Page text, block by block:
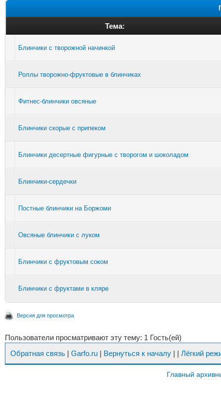
Тема:
Блинчики с творожной начинкой
Роллы творожно-фруктовые в блинчиках
Фитнес-блинчики овсяные
Блинчики скорые с припеком
Блинчики десертные фигурные с творогом и шоколадом
Блинчики-сердечки
Постные блинчики на Боржоми
Овсяные блинчики с луком
Блинчики с фруктовым соком
Блинчики с фруктами в кляре
Версия для просмотра
Пользователи просматривают эту тему: 1 Гость(ей)
Обратная связь | Garfo.ru | Вернуться к началу | | Лёгкий
Главный